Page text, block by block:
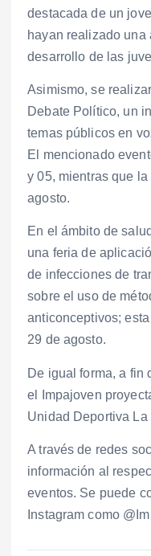
destacada de un
hayan realizado una
desarrollo de las
Asimismo, se
Debate Político, un
temas públicos en
El mencionado
y 05, mientras que
agosto.
En el ámbito de
una feria de
de infecciones de
sobre el uso de
anticonceptivos;
29 de agosto.
De igual forma, a fin
el Impajoven
Unidad Deportiva
A través de redes
información al
eventos. Se puede
Instagram como